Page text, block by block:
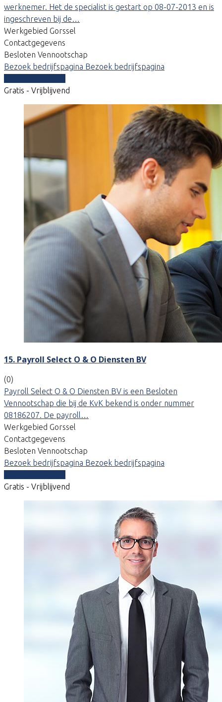
werknemer. Het de specialist is gestart op 08-07-2013 en is
ingeschreven bij de…
Werkgebied Gorssel
Contactgegevens
Besloten Vennootschap
Bezoek bedrijfspagina Bezoek bedrijfspagina
Gratis - Vrijblijvend
15. Payroll Select O & O Diensten BV
(0)
Payroll Select O & O Diensten BV is een Besloten
Vennootschap die bij de KvK bekend is onder nummer
08186207. De payroll…
Werkgebied Gorssel
Contactgegevens
Besloten Vennootschap
Bezoek bedrijfspagina Bezoek bedrijfspagina
Gratis - Vrijblijvend